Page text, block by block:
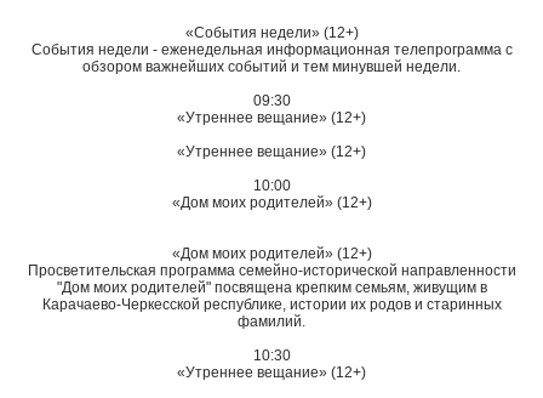
«События недели» (12+)
События недели - еженедельная информационная телепрограмма с
обзором важнейших событий и тем минувшей недели.
09:30
«Утреннее вещание» (12+)
«Утреннее вещание» (12+)
10:00
«Дом моих родителей» (12+)
«Дом моих родителей» (12+)
Просветительская программа семейно-исторической направленности
"Дом моих родителей" посвящена крепким семьям, живущим в
Карачаево-Черкесской республике, истории их родов и старинных
фамилий.
10:30
«Утреннее вещание» (12+)